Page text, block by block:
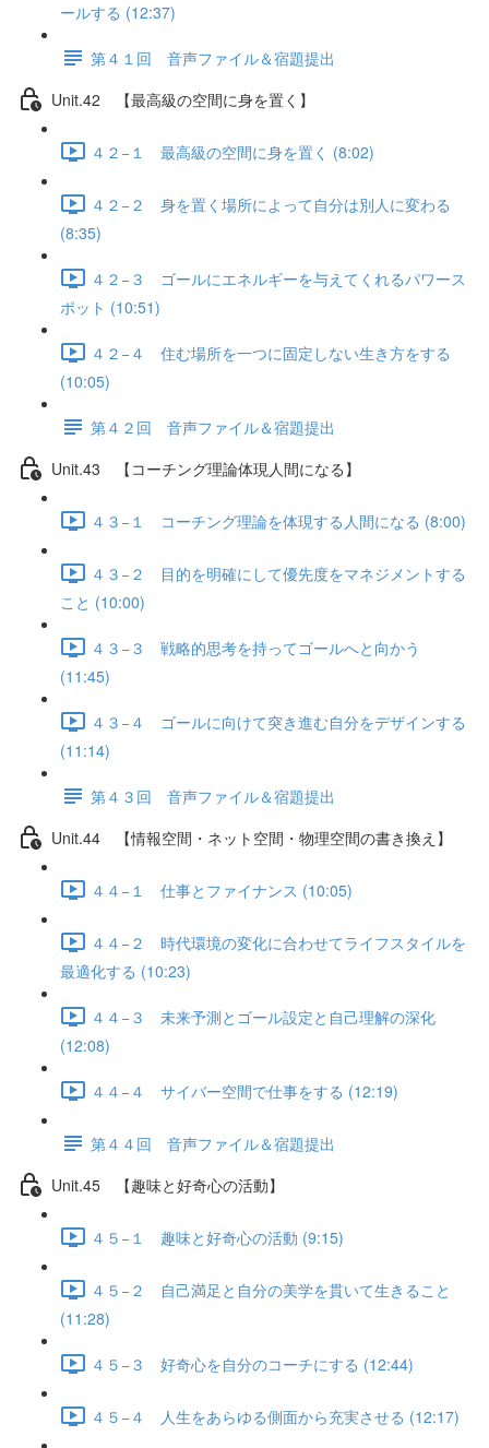
ールする (12:37)
第４１回 音声ファイル＆宿題提出
Unit.42 【最高級の空間に身を置く】
４２−１ 最高級の空間に身を置く (8:02)
４２−２ 身を置く場所によって自分は別人に変わる
(8:35)
４２−３ ゴールにエネルギーを与えてくれるパワース
ポット (10:51)
４２−４ 住む場所を一つに固定しない生き方をする
(10:05)
第４２回 音声ファイル＆宿題提出
Unit.43 【コーチング理論体現人間になる】
４３−１ コーチング理論を体現する人間になる (8:00)
４３−２ 目的を明確にして優先度をマネジメントする
こと (10:00)
４３−３ 戦略的思考を持ってゴールへと向かう
(11:45)
４３−４ ゴールに向けて突き進む自分をデザインする
(11:14)
第４３回 音声ファイル＆宿題提出
Unit.44 【情報空間・ネット空間・物理空間の書き換え】
４４−１ 仕事とファイナンス (10:05)
４４−２ 時代環境の変化に合わせてライフスタイルを
最適化する (10:23)
４４−３ 未来予測とゴール設定と自己理解の深化
(12:08)
４４−４ サイバー空間で仕事をする (12:19)
第４４回 音声ファイル＆宿題提出
Unit.45 【趣味と好奇心の活動】
４５−１ 趣味と好奇心の活動 (9:15)
４５−２ 自己満足と自分の美学を貫いて生きること
(11:28)
４５−３ 好奇心を自分のコーチにする (12:44)
４５−４ 人生をあらゆる側面から充実させる (12:17)